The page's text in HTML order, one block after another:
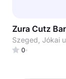
Zura Cutz
Szeged, Jókai
0